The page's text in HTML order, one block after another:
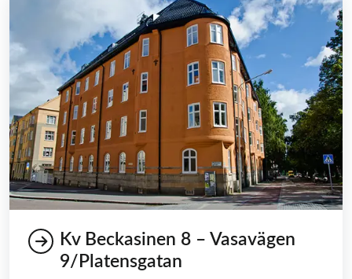
Kv Beckasinen 8 – Vasavägen
9/Platensgatan